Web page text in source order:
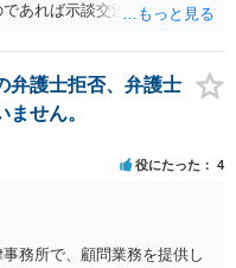
あれば示談交渉はされた方
弁護士拒否、弁護士
せん。
役にたった 4
務所で、顧問業務を提供し